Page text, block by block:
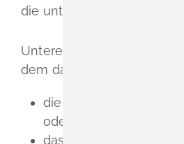
die untere
Untere Baurechtsbehörde
dem das Bauvorhaben liegt,
die Gemeinde- oder
oder
das Landratsamt.